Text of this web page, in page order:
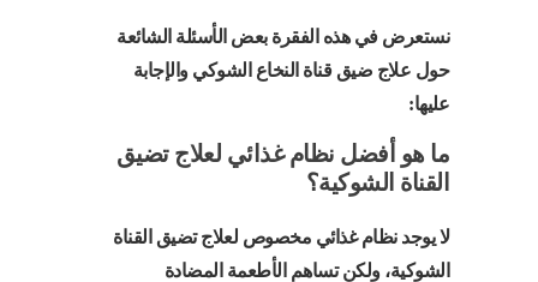
نستعرض في هذه الفقرة بعض الأسئلة الشائعة
حول علاج ضيق قناة النخاع الشوكي والإجابة
عليها:
ما هو أفضل نظام غذائي لعلاج تضيق
القناة الشوكية؟
لا يوجد نظام غذائي مخصوص لعلاج تضيق القناة
الشوكية، ولكن تساهم الأطعمة المضادة